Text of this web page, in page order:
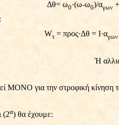
Δθ= ω0·(ω-ω0)/αγων
Wτ = προς·Δθ = Ι·αγων
Ή
ΜΟΝΟ για την στροφική κίνηση
(2α) θα έχουμε: